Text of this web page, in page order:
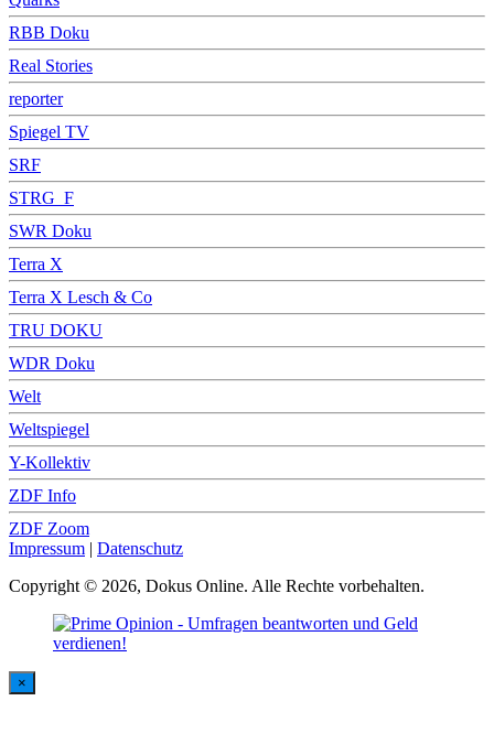
RBB Doku
Real Stories
reporter
Spiegel TV
SRF
STRG_F
SWR Doku
Terra X
Terra X Lesch & Co
TRU DOKU
WDR Doku
Welt
Weltspiegel
Y-Kollektiv
ZDF Info
ZDF Zoom
Impressum | Datenschutz
Copyright © 2026, Dokus Online. Alle Rechte vorbehalten.
×